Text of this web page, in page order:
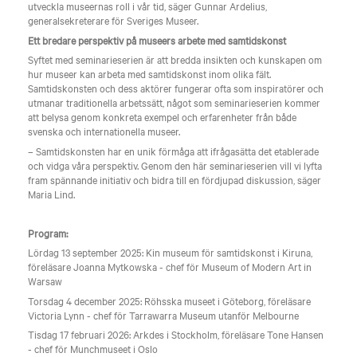
utveckla museernas roll i vår tid, säger Gunnar Ardelius,
generalsekreterare för Sveriges Museer.
Ett bredare perspektiv på museers arbete med samtidskonst
Syftet med seminarieserien är att bredda insikten och kunskapen om
hur museer kan arbeta med samtidskonst inom olika fält.
Samtidskonsten och dess aktörer fungerar ofta som inspiratörer och
utmanar traditionella arbetssätt, något som seminarieserien kommer
att belysa genom konkreta exempel och erfarenheter från både
svenska och internationella museer.
– Samtidskonsten har en unik förmåga att ifrågasätta det etablerade
och vidga våra perspektiv. Genom den här seminarieserien vill vi lyfta
fram spännande initiativ och bidra till en fördjupad diskussion, säger
Maria Lind.
Program:
Lördag 13 september 2025: Kin museum för samtidskonst i Kiruna,
föreläsare Joanna Mytkowska - chef för Museum of Modern Art in
Warsaw
Torsdag 4 december 2025: Röhsska museet i Göteborg, föreläsare
Victoria Lynn - chef för Tarrawarra Museum utanför Melbourne
Tisdag 17 februari 2026: Arkdes i Stockholm, föreläsare Tone Hansen
- chef för Munchmuseet i Oslo